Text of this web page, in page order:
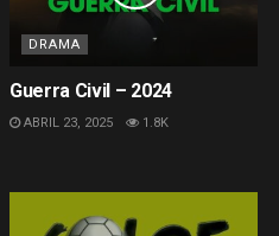
DRAMA
Guerra Civil – 2024
ABRIL 23, 2025 1.8K